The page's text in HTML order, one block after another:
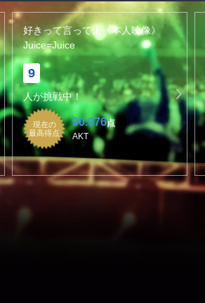
好きって言ってよ《本人映像》
Juice=Juice
9
人が挑戦中！
現在の
最高得点
90.076点
AKT